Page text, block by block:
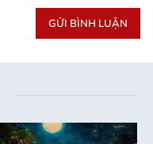
GỬI BÌNH LUẬN